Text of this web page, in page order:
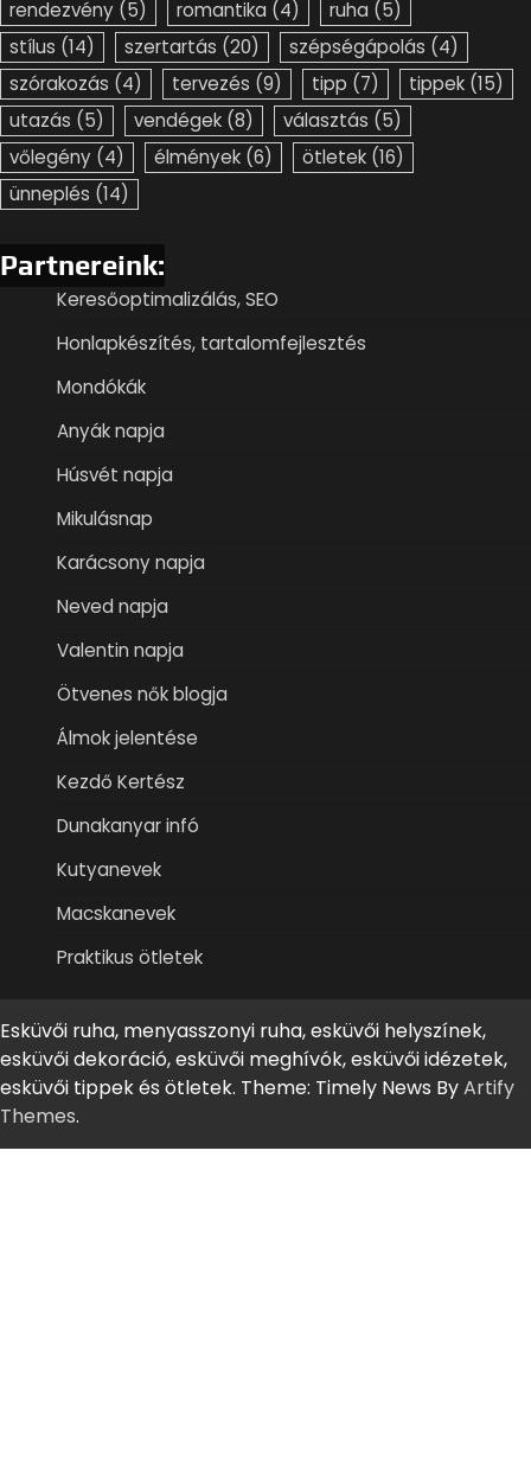
rendezvény (5) romantika (4) ruha (5)
stílus (14) szertartás (20) szépségápolás (4)
szórakozás (4) tervezés (9) tipp (7) tippek (15)
utazás (5) vendégek (8) választás (5)
vőlegény (4) élmények (6) ötletek (16)
ünneplés (14)
Partnereink:
Keresőoptimalizálás, SEO
Honlapkészítés, tartalomfejlesztés
Mondókák
Anyák napja
Húsvét napja
Mikulásnap
Karácsony napja
Neved napja
Valentin napja
Ötvenes nők blogja
Álmok jelentése
Kezdő Kertész
Dunakanyar infó
Kutyanevek
Macskanevek
Praktikus ötletek
Esküvői ruha, menyasszonyi ruha, esküvői helyszínek,
esküvői dekoráció, esküvői meghívók, esküvői idézetek,
esküvői tippek és ötletek. Theme: Timely News ByArtify
Themes.